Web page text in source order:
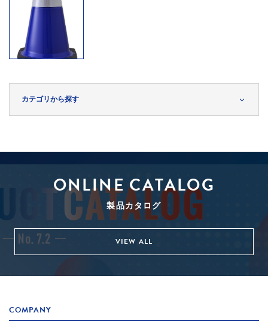
カテゴリから探す
ONLINE CATALOG
製品カタログ
VIEW ALL
COMPANY